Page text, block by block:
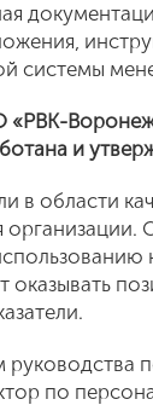
системы
и
в области
оказывать
руководства
по